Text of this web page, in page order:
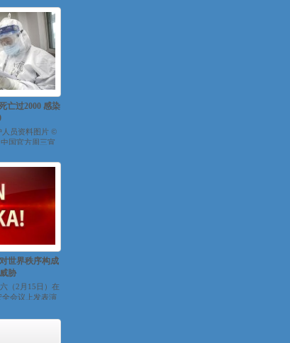
亡过2000 感染
人员资料图片 ©
国官方周三宣
世界秩序构成
胁
（2月15日）在
会议上发表演